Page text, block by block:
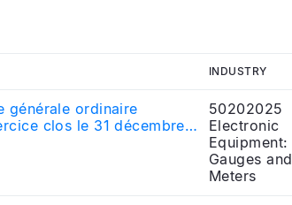
INDUSTRY
générale ordinaire
clos le 31 décembre
50202025
Electronic
Equipment:
Gauges and
Meters